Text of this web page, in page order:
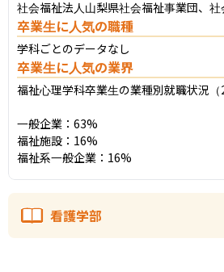
社会福祉法人山梨県社会福祉事業団、
卒業生に人気の職種
学科ごとのデータなし
卒業生に人気の業界
福祉心理学科卒業生の業種別就職状況（
一般企業：63%
福祉施設：16%
福祉系一般企業：16%
看護学部